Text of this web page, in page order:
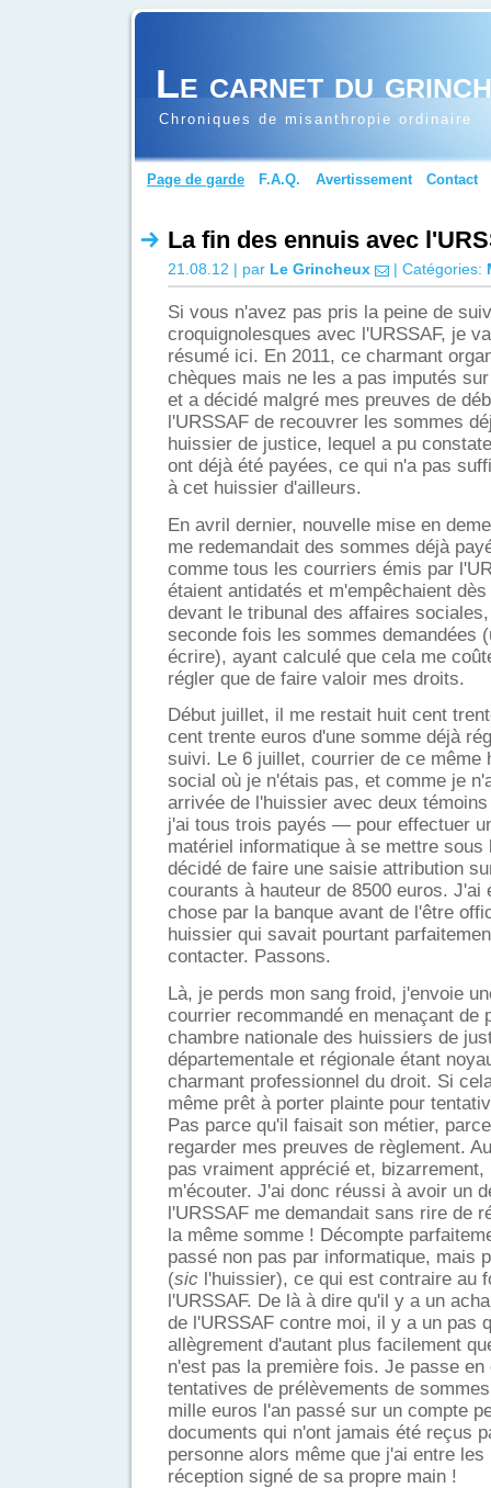
Le carnet du
Chroniques de misanthropie ordinaire
Page de garde F.A.Q. Avertissement Contact
La fin des ennuis avec
21.08.12 | par Le Grincheux | Catégories:
Si vous n'avez pas pris la peine de
croquignolesques avec l'URSSAF, je
résumé ici. En 2011, ce charmant
chèques mais ne les a pas imputés
et a décidé malgré mes preuves de
l'URSSAF de recouvrer les sommes
huissier de justice, lequel a pu
ont déjà été payées, ce qui n'a pas
à cet huissier d'ailleurs.
En avril dernier, nouvelle mise en
me redemandait des sommes déjà
comme tous les courriers émis par
étaient antidatés et m'empêchaient
devant le tribunal des affaires
seconde fois les sommes demandées
écrire), ayant calculé que cela me
régler que de faire valoir mes droits.
Début juillet, il me restait huit cent
cent trente euros d'une somme déjà
suivi. Le 6 juillet, courrier de ce même
social où je n'étais pas, et comme je
arrivée de l'huissier avec deux
j'ai tous trois payés — pour effectuer
matériel informatique à se mettre
décidé de faire une saisie attribution
courants à hauteur de 8500 euros. J'ai
chose par la banque avant de l'être
huissier qui savait pourtant
contacter. Passons.
Là, je perds mon sang froid, j'envoie
courrier recommandé en menaçant de
chambre nationale des huissiers de
départementale et régionale étant
charmant professionnel du droit. Si
même prêt à porter plainte pour
Pas parce qu'il faisait son métier,
regarder mes preuves de règlement.
pas vraiment apprécié et,
m'écouter. J'ai donc réussi à avoir un
l'URSSAF me demandait sans rire de
la même somme ! Décompte
passé non pas par informatique, mais
(sic l'huissier), ce qui est contraire au
l'URSSAF. De là à dire qu'il y a un
de l'URSSAF contre moi, il y a un pas
allègrement d'autant plus facilement
n'est pas la première fois. Je passe
tentatives de prélèvements de
mille euros l'an passé sur un compte
documents qui n'ont jamais été reçus
personne alors même que j'ai entre
réception signé de sa propre main !